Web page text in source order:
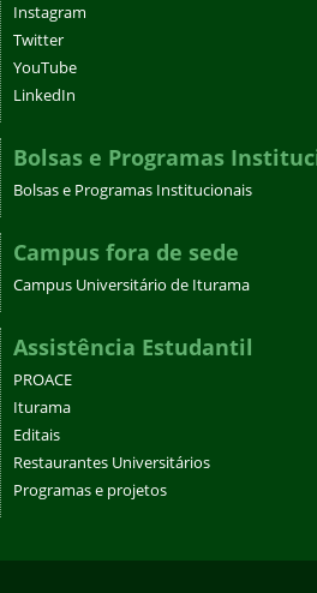
Instagram
Twitter
YouTube
LinkedIn
Bolsas e Programas
Bolsas e Programas Institucionais
Campus fora de sede
Campus Universitário de Iturama
Assistência Estudantil
PROACE
Iturama
Editais
Restaurantes Universitários
Programas e projetos